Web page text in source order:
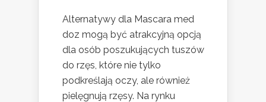
Alternatywy dla Mascara med
doz mogą być atrakcyjną opcją
dla osób poszukujących tuszów
do rzęs, które nie tylko
podkreślają oczy, ale również
pielęgnują rzęsy. Na rynku